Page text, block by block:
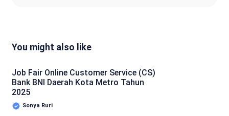
You might also like
Job Fair Online Customer Service (CS)
Bank BNI Daerah Kota Metro Tahun
2025
Sonya Ruri